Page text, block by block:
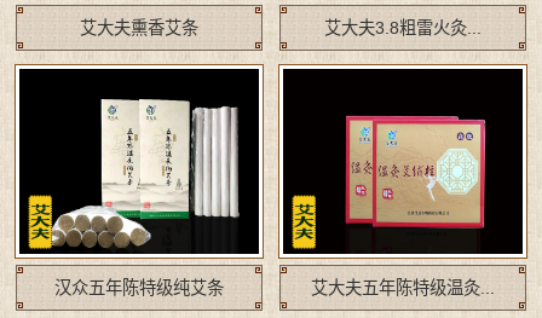
艾大夫熏香艾条 艾大夫3.8粗雷火灸...
汉众五年陈特级纯艾条 艾大夫五年陈特级温灸...